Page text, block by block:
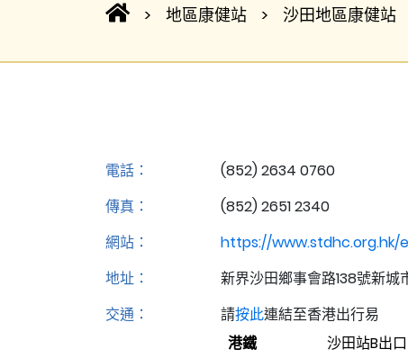
主頁 地區康健站 沙田地區康健站
電話：
(852) 2634 0760
傳真：
(852) 2651 2340
網站：
https://www.stdhc.org.hk/
地址：
新界沙田鄉事會路138號新城
交通：
請按此連結至香港出行易
港鐵
沙田站B出口